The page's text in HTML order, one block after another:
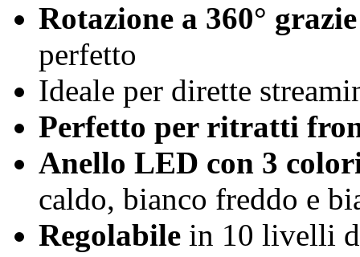
Rotazione a 360°
perfetto
Ideale per dirette
Perfetto per ritratti
Anello LED con 3
caldo, bianco freddo e
Regolabile in 10 livelli